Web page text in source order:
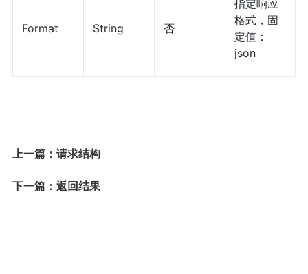
Format String 否
指定响应
格式，固
定值：
json
上一篇：请求结构
下一篇：返回结果